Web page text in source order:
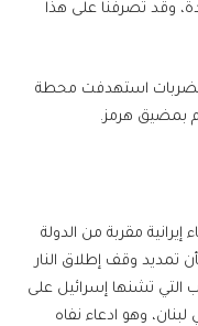
وقد تصرفنا على هذا
بضربات استهدفت محطة
بمضيق هرمز.
مقربة من الدولة
تمديد وقف إطلاق النار
التي تشنها إسرائيل على
وهو ادعاء نفاه